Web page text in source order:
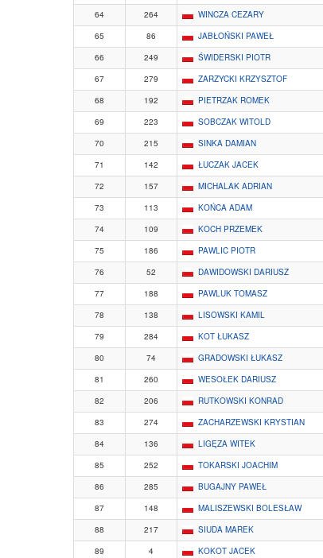
64
264 WINCZA CEZARY
65
86 JABŁOŃSKI PAWEŁ
66
249 ŚWIDERSKI PIOTR
67
279 ZARZYCKI KRZYSZTOF
68
192 PIETRZAK ROMEK
69
223 SOBCZAK WITOLD
70
215 SINKA DAMIAN
71
142 ŁUCZAK JACEK
72
157 MICHALAK ADRIAN
73
113 KOŃCA ADAM
74
109 KOCH PRZEMEK
75
186 PAWLIC PIOTR
76
52 DAWIDOWSKI DARIUSZ
77
188 PAWLUK TOMASZ
78
138 LISOWSKI KAMIL
79
284 KOT ŁUKASZ
80
74 GRADOWSKI ŁUKASZ
81
260 WESOŁEK DARIUSZ
82
206 RUTKOWSKI KONRAD
83
274 ZACHARZEWSKI KRYSTIAN
84
136 LIGĘZA WITEK
85
252 TOKARSKI JOACHIM
86
285 BUGAJNY PAWEŁ
87
148 MALISZEWSKI BOLESŁAW
88
217 SIUDA MAREK
89
4 KOKOT JACEK